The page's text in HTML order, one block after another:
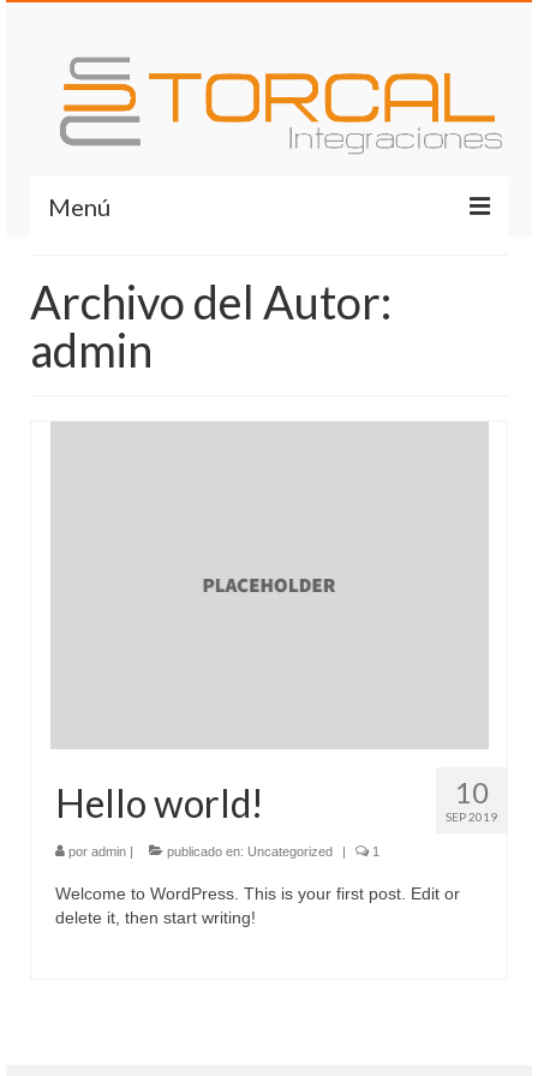
Menú
Actividades
Servicios
Contacto
Archivo del Autor:
admin
10
SEP 2019
Hello world!
por admin publicado en: Uncategorized 1
Welcome to WordPress. This is your first post. Edit or
delete it, then start writing!